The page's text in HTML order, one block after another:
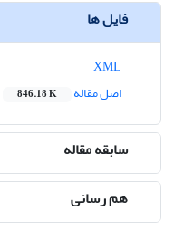
فایل ها
اصل مقاله
846.18 K
سابقه مقاله
هم رسانی